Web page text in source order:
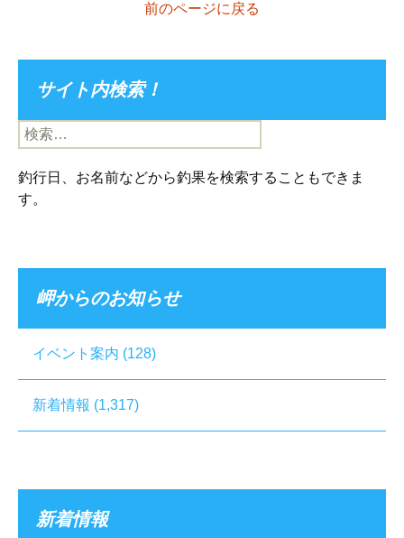
前のページに戻る
サイト内検索！
検
索:
釣行日、お名前などから釣果を検索することもできま
す。
岬からのお知らせ
イベント案内 (128)
新着情報 (1,317)
新着情報